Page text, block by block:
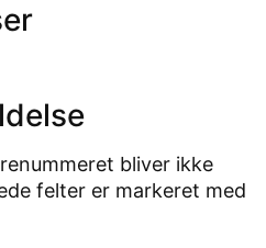
bliver ikke
felter er markeret med